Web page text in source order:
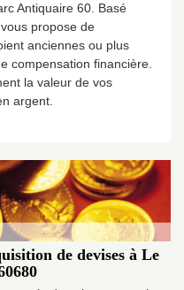
Antiquaire 60. Basé
propose de
anciennes ou plus
compensation financière.
la valeur de vos
argent.
de devises à Le